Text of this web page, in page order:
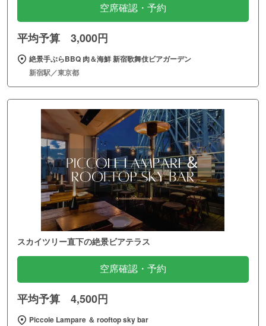
空席確認・予約
平均予算 3,000円
絶景手ぶらBBQ 肉＆海鮮 新宿歌舞伎ビアガーデン
新宿駅／東京都
スカイツリー直下の絶景ビアテラス
空席確認・予約
平均予算 4,500円
Piccole Lampare ＆ rooftop sky bar